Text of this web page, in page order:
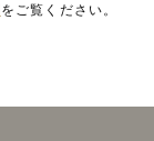
をご覧ください。